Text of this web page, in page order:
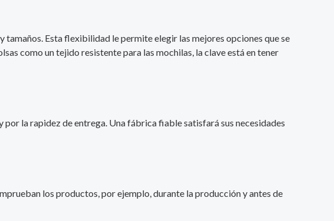
Esta flexibilidad le permite elegir las mejores opciones que se
como un tejido resistente para las mochilas, la clave está en tener
la rapidez de entrega. Una fábrica fiable satisfará sus necesidades
los productos, por ejemplo, durante la producción y antes de